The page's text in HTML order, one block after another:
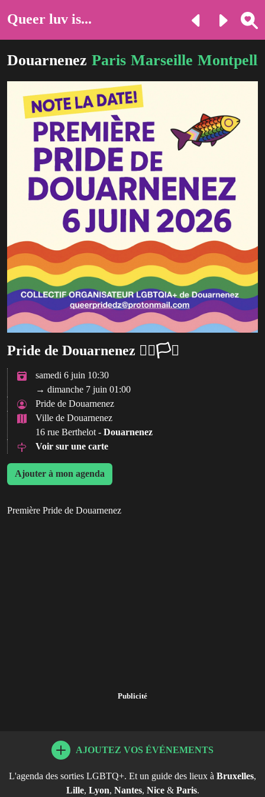
Queer luv is...
Douarnenez Paris Marseille
Pride de Douarnenez 🏳️‍🌈🏳️‍⚧️
samedi 6 juin 10:30
→ dimanche 7 juin 01:00
Pride de Douarnenez
Ville de Douarnenez
16 rue Berthelot - Douarnenez
Voir sur une carte
Ajouter à mon agenda
Première Pride de Douarnenez
Publicité
AJOUTEZ VOS ÉVÉNEMENTS
L'agenda des sorties LGBTQ+. Et un guide des lieux à Bruxelles,
Lille, Lyon, Nantes, Nice& Paris.